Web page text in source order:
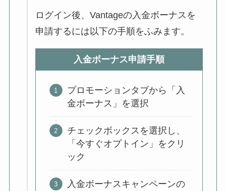
ログイン後、Vantageの入金ボーナスを
申請するには以下の手順をふみます。
入金ボーナス申請手順
プロモーションタブから「入
金ボーナス」を選択
チェックボックスを選択し、
「今すぐオプトイン」をクリ
ック
入金ボーナスキャンペーンの